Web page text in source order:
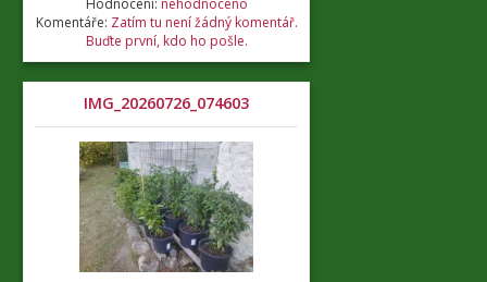
Hodnocení: nehodnoceno
Komentáře: Zatím tu není žádný komentář.
Buďte první, kdo ho pošle.
IMG_20260726_074603